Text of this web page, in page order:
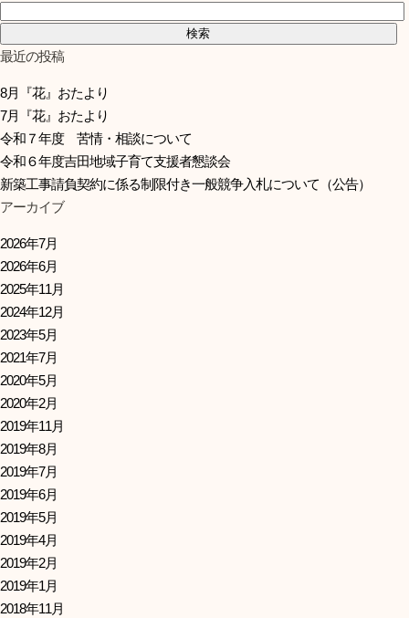
最近の投稿
8月『花』おたより
7月『花』おたより
令和７年度 苦情・相談について
令和６年度吉田地域子育て支援者懇談会
新築工事請負契約に係る制限付き一般競争入札について（公告）
アーカイブ
2026年7月
2026年6月
2025年11月
2024年12月
2023年5月
2021年7月
2020年5月
2020年2月
2019年11月
2019年8月
2019年7月
2019年6月
2019年5月
2019年4月
2019年2月
2019年1月
2018年11月